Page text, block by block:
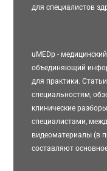
для специалистов
uMEDp -
объединяющий
для практики.
специальностям,
клинические
специалистами,
видеоматериалы (в
составляют